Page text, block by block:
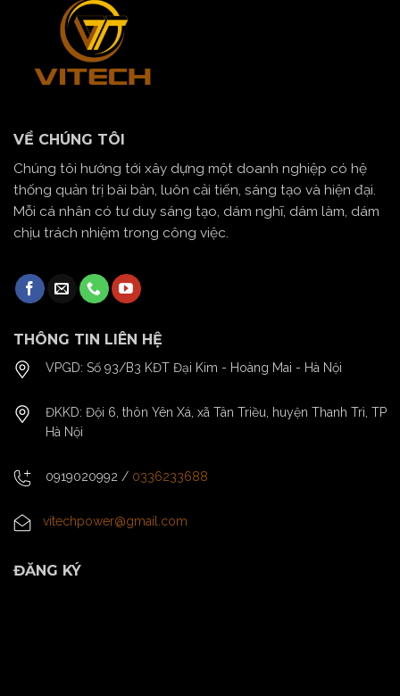
VỀ CHÚNG TÔI
Chúng tôi hướng tới xây dựng một doanh nghiệp có hệ
thống quản trị bài bản, luôn cải tiến, sáng tạo và hiện đại.
Mỗi cá nhân có tư duy sáng tạo, dám nghĩ, dám làm, dám
chịu trách nhiệm trong công việc.
THÔNG TIN LIÊN HỆ
VPGD: Số 93/B3 KĐT Đại Kim - Hoàng Mai - Hà Nội
ĐKKD: Đội 6, thôn Yên Xá, xã Tân Triều, huyện Thanh Trì, TP
Hà Nội
0919020992 / 0336233688
vitechpower@gmail.com
ĐĂNG KÝ